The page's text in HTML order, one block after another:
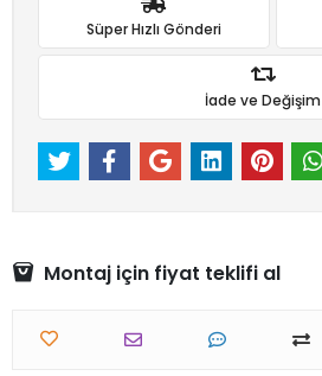
Süper Hızlı Gönderi
İade ve Değişim
Montaj için fiyat teklifi al